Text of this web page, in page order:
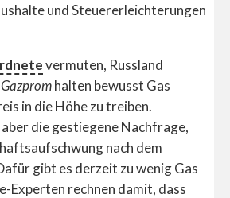
und Steuererleichterungen
vermuten, Russland
Gazpromhalten bewusst Gas
in die Höhe zu treiben.
die gestiegene Nachfrage,
nach dem
gibt es derzeit zu wenig Gas
Experten rechnen damit, dass